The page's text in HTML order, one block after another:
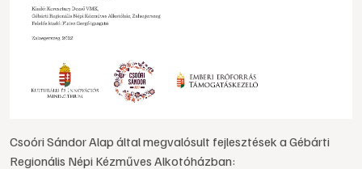
Csoóri Sándor Alap által megvalósult fejlesztések a Gébárti
Regionális Népi Kézműves Alkotóházban: